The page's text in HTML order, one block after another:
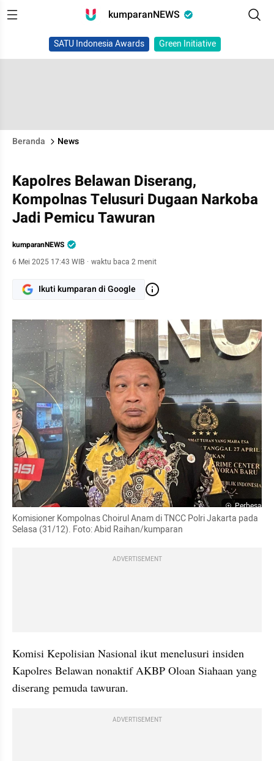
kumparanNEWS
SATU Indonesia Awards Green Initiative
Beranda News
Kapolres Belawan Diserang,
Kompolnas Telusuri Dugaan Narkoba
Jadi Pemicu Tawuran
kumparanNEWS
6 Mei 2025 17:43 WIB · waktu baca 2 menit
Ikuti kumparan di Google
Perbesar
Komisioner Kompolnas Choirul Anam di TNCC Polri Jakarta pada
Selasa (31/12). Foto: Abid Raihan/kumparan
ADVERTISEMENT
Komisi Kepolisian Nasional ikut menelusuri insiden
Kapolres Belawan nonaktif AKBP Oloan Siahaan yang
diserang pemuda tawuran.
ADVERTISEMENT